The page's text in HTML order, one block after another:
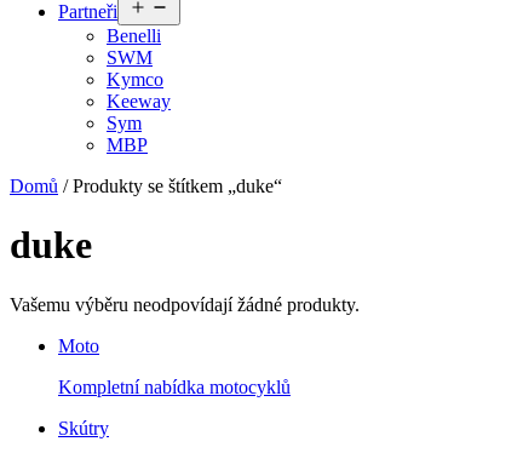
Partneři
menu
Benelli
SWM
Kymco
Keeway
Sym
MBP
Domů / Produkty se štítkem „duke“
duke
Vašemu výběru neodpovídají žádné produkty.
Moto
Kompletní nabídka motocyklů
Skútry